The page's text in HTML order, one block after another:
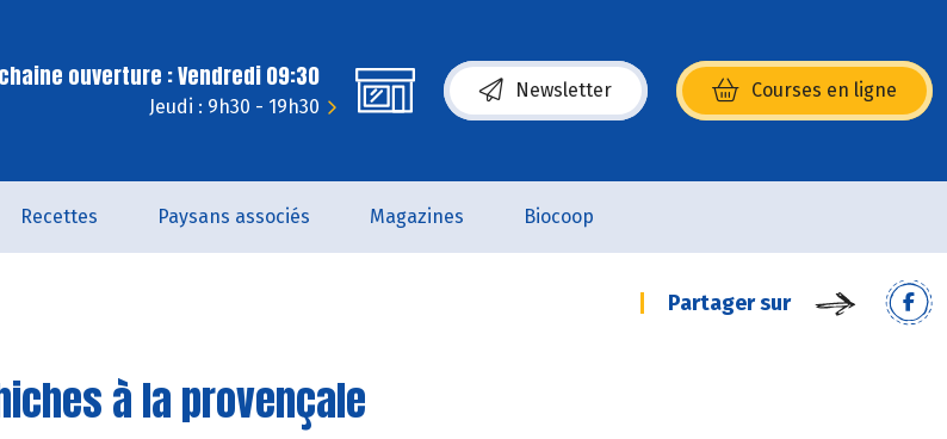
ouverture : Vendredi 09:30
Jeudi : 9h30 - 19h30
Newsletter Courses en ligne
(s’ouvre dans une nouvelle fenêtre)
Recettes Paysans associés Magazines Biocoop
Partager sur
à la provençale